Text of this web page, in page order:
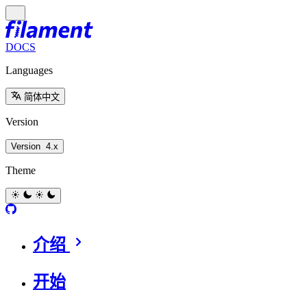
DOCS
Languages
简体中文
Version
Version 4.x
Theme
介绍
开始